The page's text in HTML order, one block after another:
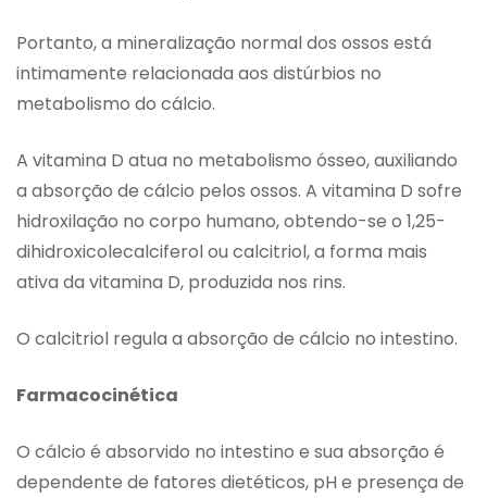
Portanto, a mineralização normal dos ossos está
intimamente relacionada aos distúrbios no
metabolismo do cálcio.
A vitamina D atua no metabolismo ósseo, auxiliando
a absorção de cálcio pelos ossos. A vitamina D sofre
hidroxilação no corpo humano, obtendo-se o 1,25­
dihidroxicolecalciferol ou calcitriol, a forma mais
ativa da vitamina D, produzida nos rins.
O calcitriol regula a absorção de cálcio no intestino.
Farmacocinética
O cálcio é absorvido no intestino e sua absorção é
dependente de fatores dietéticos, pH e presença de